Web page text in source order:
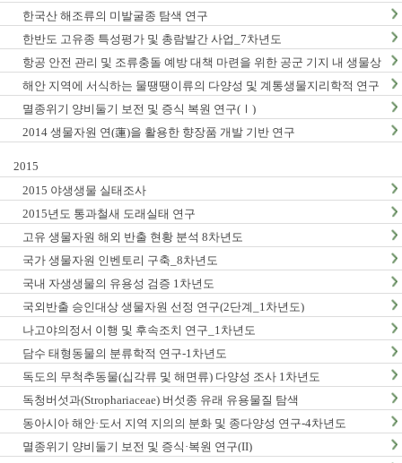
한국산 해조류의 미발굴종 탐색 연구
한반도 고유종 특성평가 및 총람발간 사업_7차년도
항공 안전 관리 및 조류충돌 예방 대책 마련을 위한 공군 기지 내 생물상
조사_1차년도
해안 지역에 서식하는 물땡땡이류의 다양성 및 계통생물지리학적 연구
_1차년도
멸종위기 양비둘기 보전 및 증식 복원 연구(Ⅰ)
2014 생물자원 연(蓮)을 활용한 향장품 개발 기반 연구
2015
2015 야생생물 실태조사
2015년도 통과철새 도래실태 연구
고유 생물자원 해외 반출 현황 분석 8차년도
국가 생물자원 인벤토리 구축_8차년도
국내 자생생물의 유용성 검증 1차년도
국외반출 승인대상 생물자원 선정 연구(2단계_1차년도)
나고야의정서 이행 및 후속조치 연구_1차년도
담수 태형동물의 분류학적 연구-1차년도
독도의 무척추동물(십각류 및 해면류) 다양성 조사 1차년도
독청버섯과(Strophariaceae) 버섯종 유래 유용물질 탐색
동아시아 해안·도서 지역 지의의 분화 및 종다양성 연구-4차년도
멸종위기 양비둘기 보전 및 증식·복원 연구(II)